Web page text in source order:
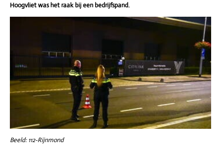
Hoogvliet was het raak bij een bedrijfspand.
Beeld: 112-Rijnmond